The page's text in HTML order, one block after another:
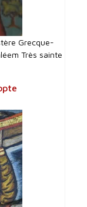
Grecque-
Très sainte